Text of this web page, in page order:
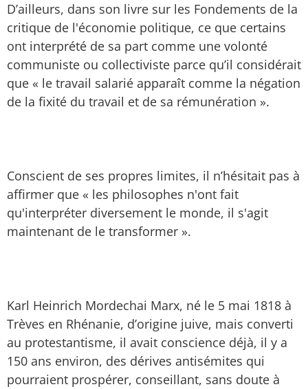
D’ailleurs, dans son livre sur les Fondements de la
critique de l'économie politique, ce que certains
ont interprété de sa part comme une volonté
communiste ou collectiviste parce qu’il considérait
que « le travail salarié apparaît comme la négation
de la fixité du travail et de sa rémunération ».
Conscient de ses propres limites, il n’hésitait pas à
affirmer que « les philosophes n'ont fait
qu'interpréter diversement le monde, il s'agit
maintenant de le transformer ».
Karl Heinrich Mordechai Marx, né le 5 mai 1818 à
Trèves en Rhénanie, d’origine juive, mais converti
au protestantisme, il avait conscience déjà, il y a
150 ans environ, des dérives antisémites qui
pourraient prospérer, conseillant, sans doute à